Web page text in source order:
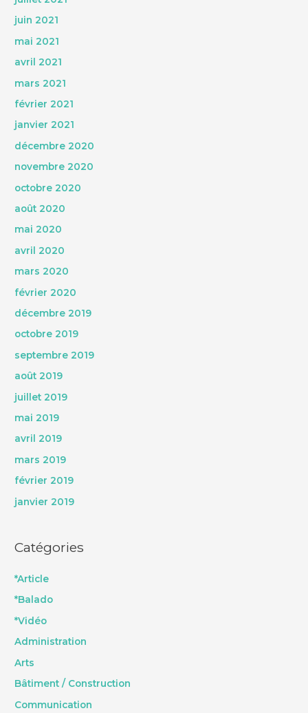
juin 2021
mai 2021
avril 2021
mars 2021
février 2021
janvier 2021
décembre 2020
novembre 2020
octobre 2020
août 2020
mai 2020
avril 2020
mars 2020
février 2020
décembre 2019
octobre 2019
septembre 2019
août 2019
juillet 2019
mai 2019
avril 2019
mars 2019
février 2019
janvier 2019
Catégories
*Article
*Balado
*Vidéo
Administration
Arts
Bâtiment / Construction
Communication